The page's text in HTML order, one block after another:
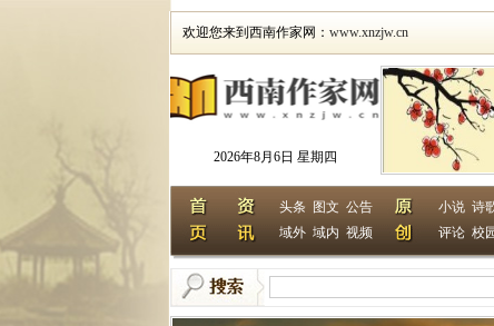
欢迎您来到西南作家网： www.xnzjw.cn
2026年8月6日 星期四
头条 图文 公告
域外 域内 视频
小说 诗
评论 校